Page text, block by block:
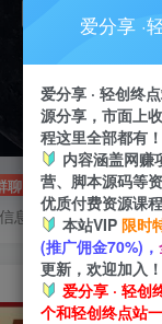
挂机 抖音
聊
息差
爱分享 ·
爱分享 · 轻创终
源分享，市面上
程这里全部都有！
内容涵盖网赚
营、脚本源码等
优质付费资源课程
本站VIP 限时
(推广佣金70%)，
更新，欢迎加入！
爱分享 · 轻创
个和轻创终点站